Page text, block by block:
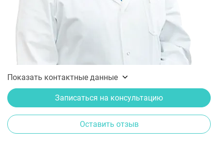
Показать контактные данные
Записаться на консультацию
Оставить отзыв